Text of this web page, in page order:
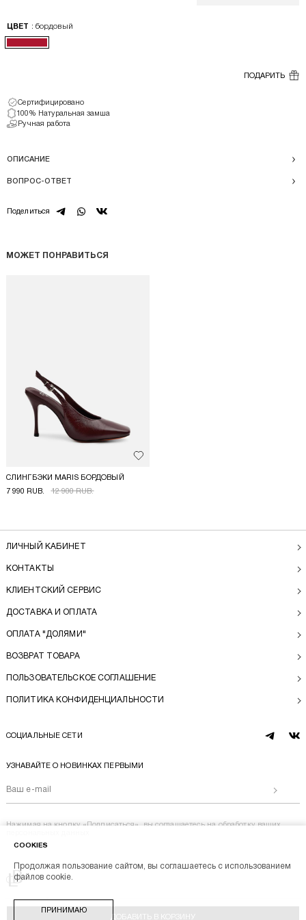
ЦВЕТ : бордовый
ДОБАВИТЬ В КОРЗИНУ
ПОДАРИТЬ
Сертифицировано
100% Натуральная замша
Ручная работа
ОПИСАНИЕ
ВОПРОС-ОТВЕТ
Поделиться telegramwhatsapp
vk
МОЖЕТ ПОНРАВИТЬСЯ
Добавить в избранное
СЛИНГБЭКИ MARIS БОРДОВЫЙ
7 990 RUB.
12 900 RUB.
Перейти на главную
BL BRAND © 2014-2026
ЛИЧНЫЙ КАБИНЕТ
КОНТАКТЫ
КЛИЕНТСКИЙ СЕРВИС
ДОСТАВКА И ОПЛАТА
ОПЛАТА "ДОЛЯМИ"
ВОЗВРАТ ТОВАРА
ПОЛЬЗОВАТЕЛЬСКОЕ СОГЛАШЕНИЕ
ПОЛИТИКА КОНФИДЕНЦИАЛЬНОСТИ
СОЦИАЛЬНЫЕ СЕТИ
telegram
vk
УЗНАВАЙТЕ О НОВИНКАХ ПЕРВЫМИ
Нажимая на кнопку «Подписаться», вы соглашаетесь на обработку ваших
COOKIES
Продолжая пользование сайтом, вы соглашаетесь с использованием
файлов cookie.
ПРИНИМАЮ